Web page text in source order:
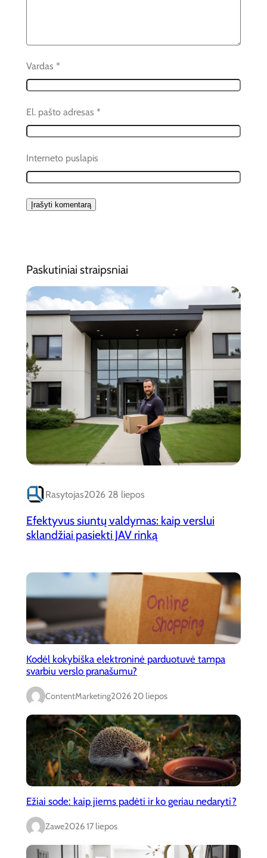
Vardas *
El. pašto adresas *
Interneto puslapis
Paskutiniai straipsniai
Rasytojas2026 28 liepos
Efektyvus siuntų valdymas: kaip verslui
sklandžiai pasiekti JAV rinką
Kodėl kokybiška elektroninė parduotuvė tampa
svarbiu verslo pranašumu?
ContentMarketing2026 20 liepos
Ežiai sode: kaip jiems padėti ir ko geriau nedaryti?
Zawe2026 17 liepos